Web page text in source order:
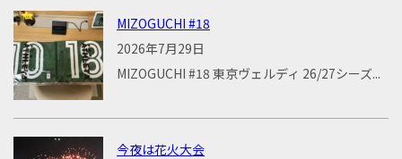
MIZOGUCHI #18
2026年7月29日
MIZOGUCHI #18 東京ヴェルディ 26/27シーズ...
今夜は花火大会